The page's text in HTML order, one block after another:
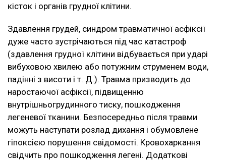
кісток і органів грудної клітини.
Здавлення грудей, синдром травматичної асфіксії
дуже часто зустрічаються під час катастроф
(здавлення грудної клітини відбувається при ударі
вибуховою хвилею або потужним струменем води,
падінні з висоти і т. Д.). Травма призводить до
наростаючої асфіксії, підвищенню
внутрішньогрудинного тиску, пошкодження
легеневої тканини. Безпосередньо після травми
можуть наступати розлад дихання і обумовлене
гіпоксією порушення свідомості. Кровохаркання
свідчить про пошкодження легені. Додаткові